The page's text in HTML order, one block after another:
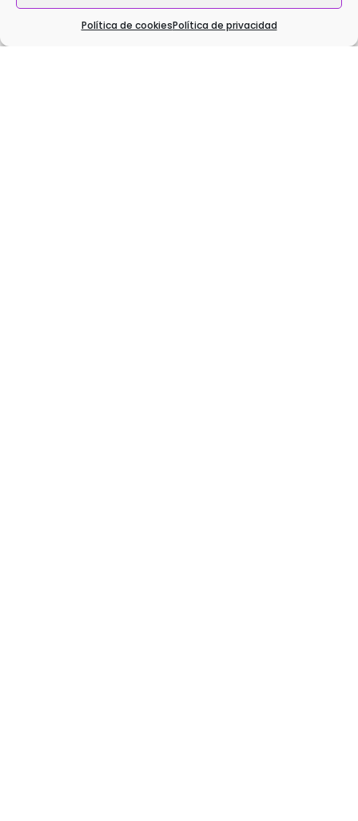
Política de cookiesPolítica de privacidad